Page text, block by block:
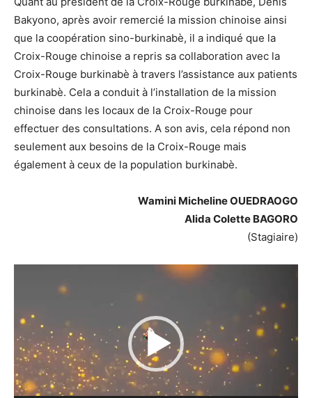
Bakyono, après avoir remercié la mission chinoise ainsi
que la coopération sino-burkinabè, il a indiqué que la
Croix-Rouge chinoise a repris sa collaboration avec la
Croix-Rouge burkinabè à travers l’assistance aux patients
burkinabè. Cela a conduit à l’installation de la mission
chinoise dans les locaux de la Croix-Rouge pour
effectuer des consultations. A son avis, cela répond non
seulement aux besoins de la Croix-Rouge mais
également à ceux de la population burkinabè.
Wamini Micheline OUEDRAOGO
Alida Colette BAGORO
(Stagiaire)
Lecteur